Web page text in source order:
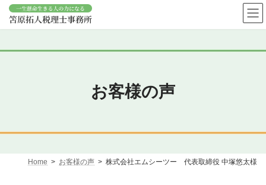
お客様の声
Home お客様の声 株式会社エムシーツー 代表取締役 中塚悠太様